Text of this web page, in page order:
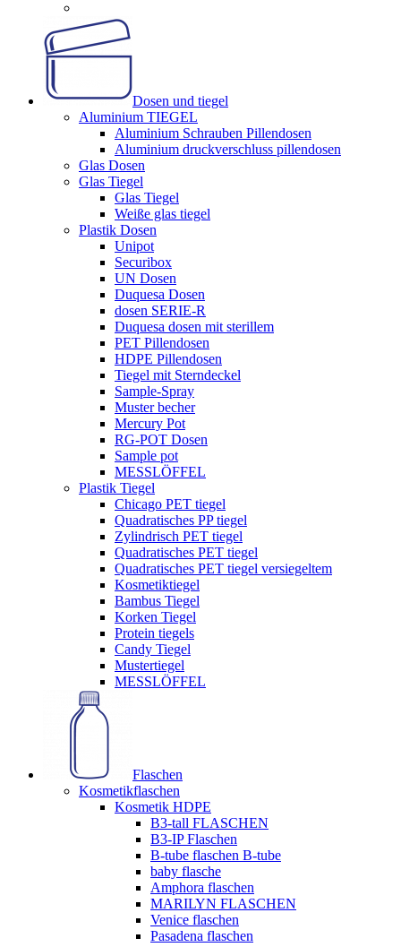
Dosen und tiegel
Aluminium TIEGEL
Aluminium Schrauben Pillendosen
Aluminium druckverschluss pillendosen
Glas Dosen
Glas Tiegel
Glas Tiegel
Weiße glas tiegel
Plastik Dosen
Unipot
Securibox
UN Dosen
Duquesa Dosen
dosen SERIE-R
Duquesa dosen mit sterillem
PET Pillendosen
HDPE Pillendosen
Tiegel mit Sterndeckel
Sample-Spray
Muster becher
Mercury Pot
RG-POT Dosen
Sample pot
MESSLÖFFEL
Plastik Tiegel
Chicago PET tiegel
Quadratisches PP tiegel
Zylindrisch PET tiegel
Quadratisches PET tiegel
Quadratisches PET tiegel versiegeltem
Kosmetiktiegel
Bambus Tiegel
Korken Tiegel
Protein tiegels
Candy Tiegel
Mustertiegel
MESSLÖFFEL
Flaschen
Kosmetikflaschen
Kosmetik HDPE
B3-tall FLASCHEN
B3-IP Flaschen
B-tube flaschen B-tube
baby flasche
Amphora flaschen
MARILYN FLASCHEN
Venice flaschen
Pasadena flaschen